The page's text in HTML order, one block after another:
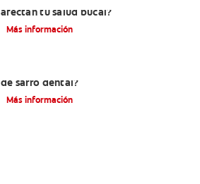
afectan tu salud bucal?
Más información
de sarro dental?
Más información